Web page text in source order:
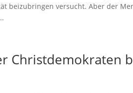
beizubringen versucht. Aber der
Christdemokraten